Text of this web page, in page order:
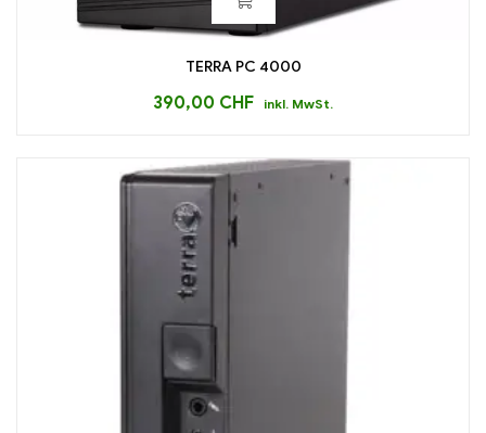
TERRA PC 4000
390,00 CHF inkl. MwSt.